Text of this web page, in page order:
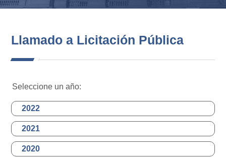
Llamado a Licitación Pública
Seleccione un año:
2022
2021
2020